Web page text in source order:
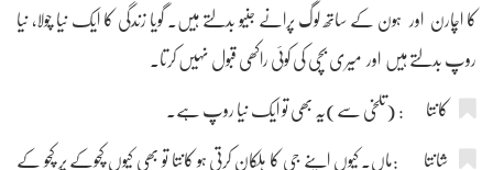
کا اچارن اور ہون کے ساتھ لوگ پرانے جنیو بدلتے ہیں۔ گویا زندگی کا ایک نیا چولا، نیا
روپ بدلتے ہیں اور میری بچی کی کوئی راکھی قبول نہیں کرتا۔
کانتا : (تلخی سے)یہ بھی تو ایک نیا روپ ہے۔
شانتا :ماں۔ کیوں اپنے جی کا ہلکان کرتی ہو کانتا تو بھی کیوں کچوکے پر کچو کے